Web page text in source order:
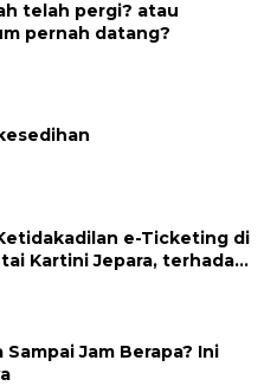
telah pergi? atau
pernah datang?
e-Ticketing di
Kartini Jepara, terhadap
Jam Berapa? Ini